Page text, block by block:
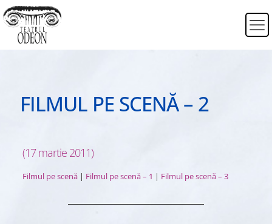
FILMUL PE SCENĂ – 2
(17 martie 2011)
Filmul pe scenă| Filmul pe scenă – 1 | Filmul pe scenă – 3